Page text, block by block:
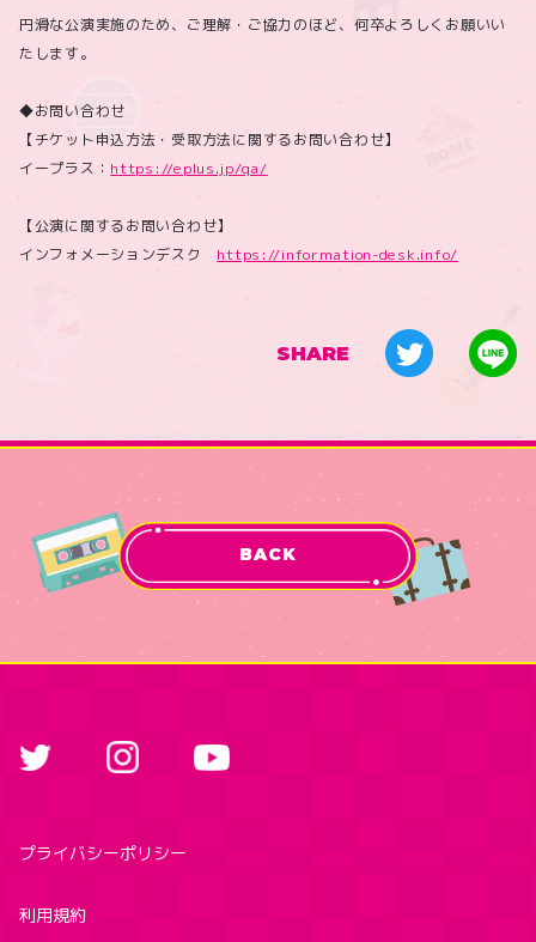
円滑な公演実施のため、ご理解・ご協力のほど、何卒よろしくお願いい
たします。
◆お問い合わせ
【チケット申込方法・受取方法に関するお問い合わせ】
イープラス： https://eplus.jp/qa/
【公演に関するお問い合わせ】
インフォメーションデスク https://information-desk.info/
SHARE
BACK
プライバシーポリシー
利用規約